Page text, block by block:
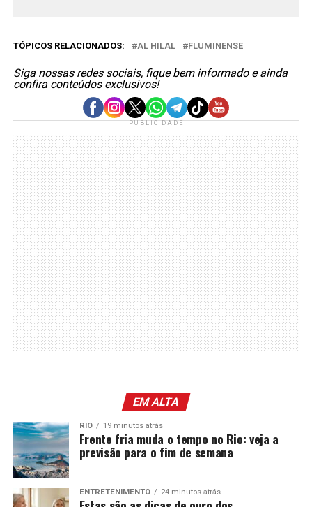
TÓPICOS RELACIONADOS: AL HILAL FLUMINENSE
Siga nossas redes sociais, fique bem informado e ainda
confira conteúdos exclusivos!
PUBLICIDADE
EM ALTA
RIO 19 minutos atrás
Frente fria muda o tempo no Rio: veja a
previsão para o fim de semana
ENTRETENIMENTO 24 minutos atrás